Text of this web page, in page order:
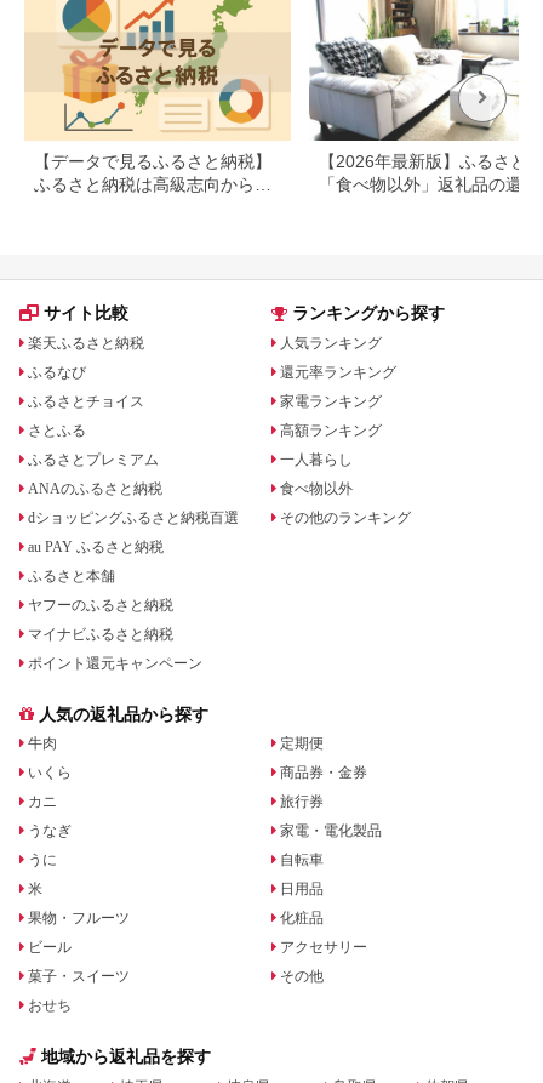
【データで見るふるさと納税】
ふるさと納税は高級志向から節
【2026年最新版】ふるさと
「食べ物以外」返礼品の還
サイト比較
楽天ふるさと納税
ふるなび
ふるさとチョイス
さとふる
ふるさとプレミアム
ANAのふるさと納税
dショッピングふるさと納税百選
au PAY ふるさと納税
ふるさと本舗
ヤフーのふるさと納税
マイナビふるさと納税
ポイント還元キャンペーン
ランキングから探す
人気ランキング
還元率ランキング
家電ランキング
高額ランキング
一人暮らし
食べ物以外
その他のランキング
人気の返礼品から探す
牛肉
いくら
カニ
うなぎ
うに
米
果物・フルーツ
ビール
菓子・スイーツ
おせち
定期便
商品券・金券
旅行券
家電・電化製品
自転車
日用品
化粧品
アクセサリー
その他
地域から返礼品を探す